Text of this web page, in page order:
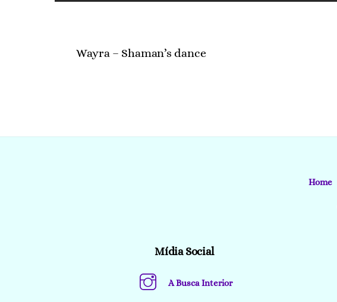
Wayra – Shaman’s dance
Home
Mídia Social
A Busca Interior